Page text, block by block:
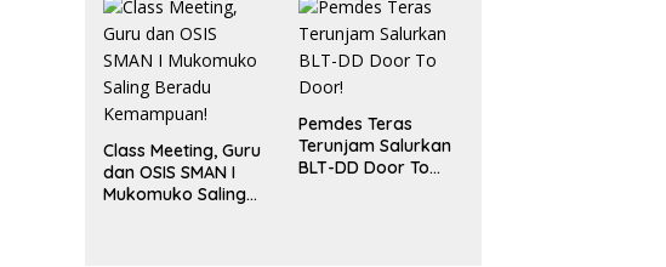
Class Meeting, Guru
dan OSIS SMAN I
Mukomuko Saling
Pemdes Teras
Terunjam Salurkan
BLT-DD Door To